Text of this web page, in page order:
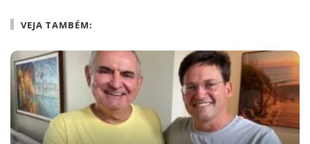
VEJA TAMBÉM: